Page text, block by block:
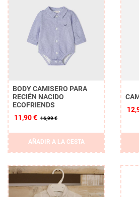
BODY CAMISERO PARA
RECIÉN NACIDO
ECOFRIENDS
11,90 € 16,99 €
AÑADIR A LA CESTA